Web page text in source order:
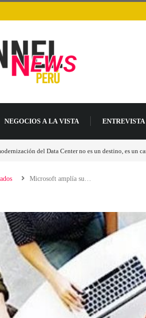
NEGOCIOS A LA VISTA ENTREVISTA
Microsoft amplía su…